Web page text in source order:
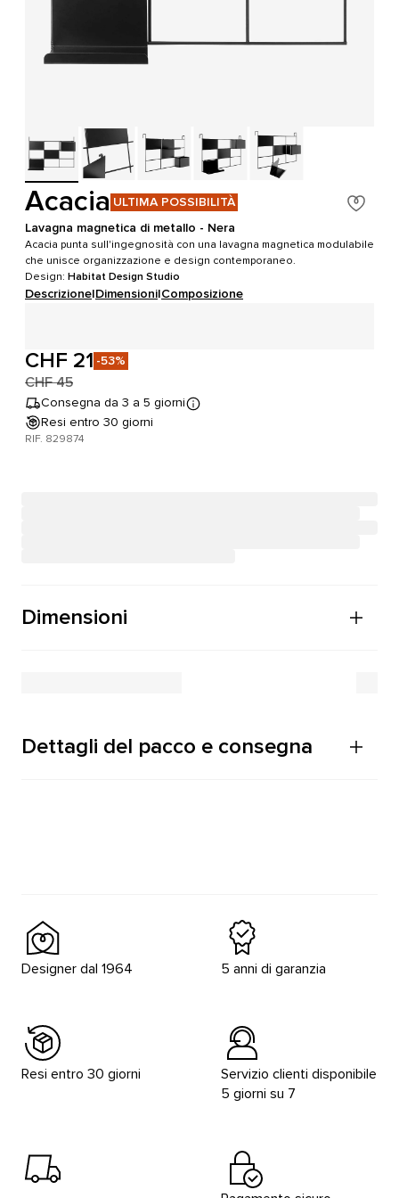
Acacia ULTIMA POSSIBILITÀ
Lavagna magnetica di metallo - Nera
Acacia punta sull'ingegnosità con una lavagna magnetica modulabile
che unisce organizzazione e design contemporaneo.
Design: Habitat Design Studio
Descrizione|Dimensioni|Composizione
CHF 21 -53%
CHF 45
Consegna da 3 a 5 giorni
Resi entro 30 giorni
RIF. 829874
Dimensioni
Dettagli del pacco e consegna
Designer dal 1964 5 anni di garanzia
Resi entro 30 giorni
Servizio clienti disponibile
5 giorni su 7